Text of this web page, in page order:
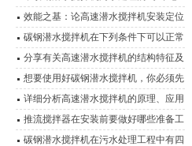
脏”
效能之基：论高速潜水搅拌机安装定位
的科学要诀
碳钢潜水搅拌机在下列条件下可以正常
连续运行
分享有关高速潜水搅拌机的结构特征及
使用优势
想要使用好碳钢潜水搅拌机，你必须先
了解它的特点
详细分析高速潜水搅拌机的原理、应用
以及性能特点
推流搅拌器在安装前要做好哪些准备工
作？
碳钢潜水搅拌机在污水处理工程中有四